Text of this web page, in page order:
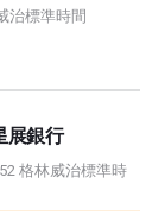
治標準時間
展銀行
格林威治標準時